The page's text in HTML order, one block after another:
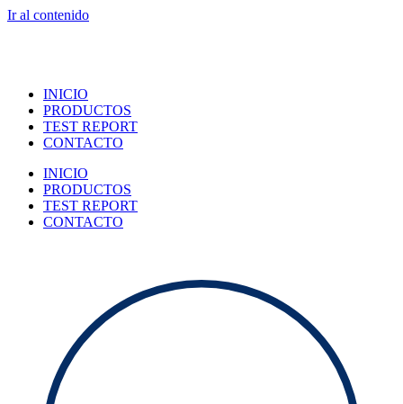
Ir al contenido
INICIO
PRODUCTOS
TEST REPORT
CONTACTO
INICIO
PRODUCTOS
TEST REPORT
CONTACTO